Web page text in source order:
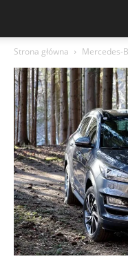
Strona główna Mercedes-